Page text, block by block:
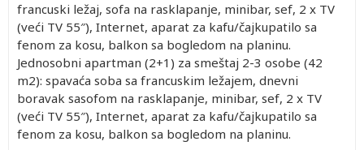
francuski ležaj, sofa na rasklapanje, minibar, sef, 2 x TV
(veći TV 55″), Internet, aparat za kafu/čajkupatilo sa
fenom za kosu, balkon sa bogledom na planinu.
Jednosobni apartman (2+1) za smeštaj 2-3 osobe (42
m2): spavaća soba sa francuskim ležajem, dnevni
boravak sasofom na rasklapanje, minibar, sef, 2 x TV
(veći TV 55″), Internet, aparat za kafu/čajkupatilo sa
fenom za kosu, balkon sa bogledom na planinu.